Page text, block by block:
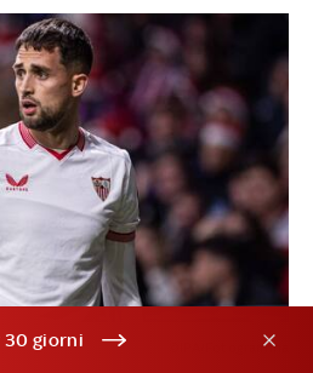
©IPA/Fotogramma
30 giorni